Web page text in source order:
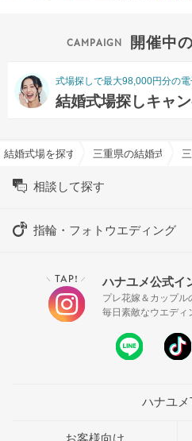
開催中
式場探しで最大98,000円分の
結婚式場探しキャ
結婚式場を探すならハナユメ三重県の結婚式場一
相談して探す
指輪・フォトウエディング
＼ TAP! ／ ハナユメ公式イ
プレ花嫁＆カップル
毎日素敵なウエデ
ハナユメ
お客様向け